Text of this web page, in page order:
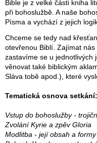
Bible je z velké části kniha
při bohoslužbě. A naše
Písma a vychází z jejich
Chceme se tedy nad
otevřenou Biblí. Zajímat
zastavíme se u jednotlivých
věnovat také biblickým
Sláva tobě apod.), které
Tematická osnova setkání:
Vstup do bohoslužby -
Zvolání Kyrie a zpěv Gloria
Modlitba - její obsah a